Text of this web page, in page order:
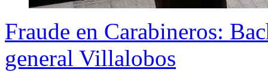
Fraude en Carabineros:
general Villalobos